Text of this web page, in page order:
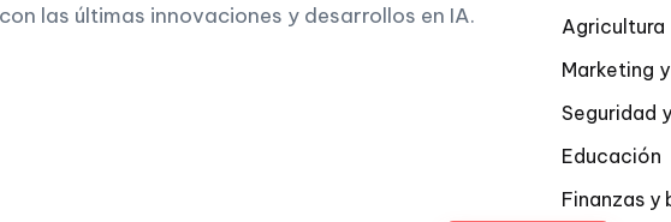
las últimas innovaciones y desarrollos en IA.
Agricultura
Marketing
Seguridad
Educación
Finanzas y